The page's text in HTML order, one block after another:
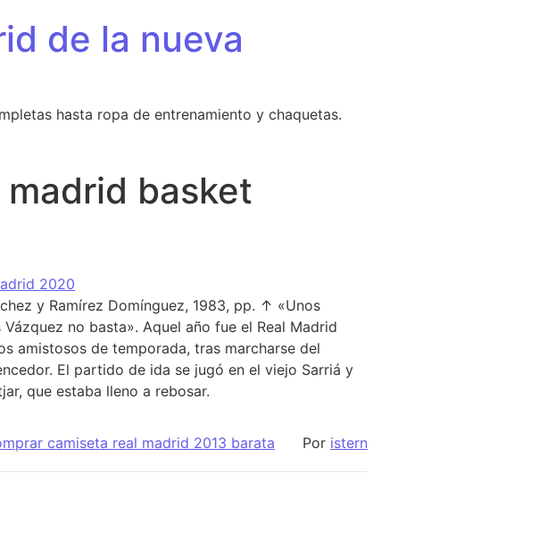
de la nueva
hasta ropa de entrenamiento y chaquetas.
basket
real madrid basket
y Ramírez Domínguez, 1983, pp. ↑ «Unos
no basta». Aquel año fue el Real Madrid
amistosos de temporada, tras marcharse del
El partido de ida se jugó en el viejo Sarriá y
que estaba lleno a rebosar.
camiseta real madrid 2013 barata Por istern